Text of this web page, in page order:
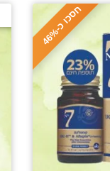
ח
ס
כ
ו
כ
-
4
6
%